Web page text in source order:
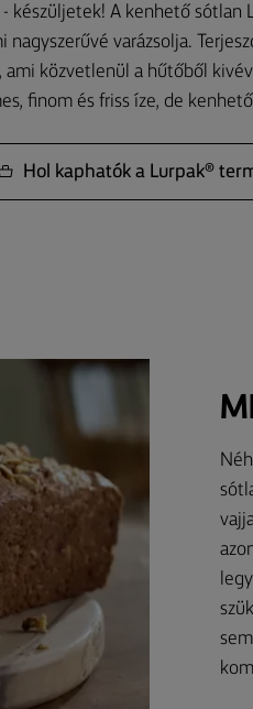
készüljetek! A kenhető sótlan
nagyszerűvé varázsolja.
közvetlenül a hűtőből
finom és friss íze, de
Hol kaphatók a Lurpak®